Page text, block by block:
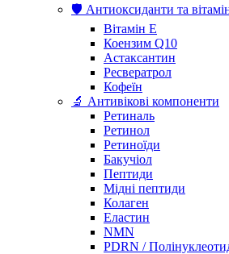
🛡️ Антиоксиданти та
Вітамін Е
Коензим Q10
Астаксантин
Ресвератрол
Кофеїн
🔬 Антивікові компоненти
Ретиналь
Ретинол
Ретиноїди
Бакучіол
Пептиди
Мідні пептиди
Колаген
Еластин
NMN
PDRN /